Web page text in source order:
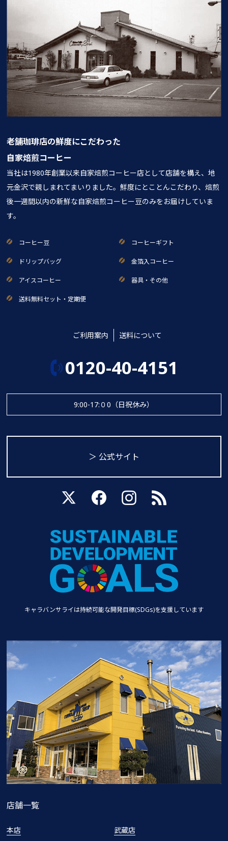
老舗珈琲店の鮮度にこだわった
自家焙煎コーヒー
当社は1980年創業以来自家焙煎コーヒー店として店舗を構え、地
元金沢で親しまれてまいりました。鮮度にとことんこだわり、焙煎
後一週間以内の新鮮な自家焙煎コーヒー豆のみをお届けしていま
す。
コーヒー豆 コーヒーギフト
ドリップバッグ 金箔入コーヒー
アイスコーヒー 器具・その他
送料無料セット・定期便
ご利用案内 送料について
0120-40-4151
9:00-17:０0（日祝休み）
＞ 公式サイト
キャラバンサライは持続可能な開発目標(SDGs)を支援しています
店舗一覧
本店 武蔵店